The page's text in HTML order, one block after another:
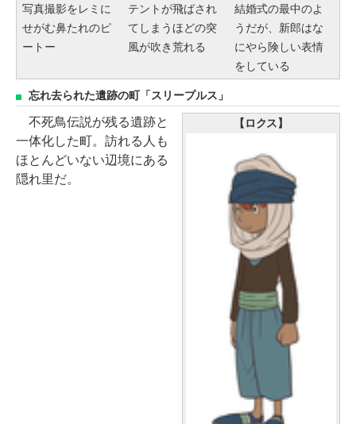
写真撮影をレミに
せがむ鼻たれのピ
ートー
テントが飛ばされ
てしまうほどの突
風が吹き荒れる
結婚式の最中のよ
うだが、新郎はな
にやら険しい表情
をしている
忘れ去られた遺跡の町「スリープルス」
【ロクス】
不死鳥伝説が残る遺跡と
一体化した町。訪れる人も
ほとんどいない辺境にある
隠れ里だ。